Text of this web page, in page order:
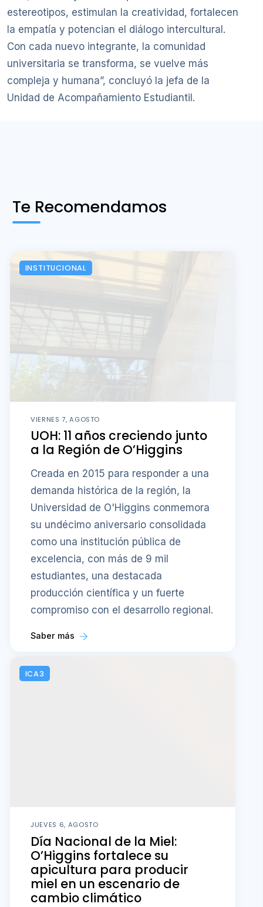
estereotipos, estimulan la creatividad, fortalecen
la empatía y potencian el diálogo intercultural.
Con cada nuevo integrante, la comunidad
universitaria se transforma, se vuelve más
compleja y humana”, concluyó la jefa de la
Unidad de Acompañamiento Estudiantil.
Te Recomendamos
INSTITUCIONAL
VIERNES 7, AGOSTO
UOH: 11 años creciendo junto
a la Región de O’Higgins
Creada en 2015 para responder a una
demanda histórica de la región, la
Universidad de O'Higgins conmemora
su undécimo aniversario consolidada
como una institución pública de
excelencia, con más de 9 mil
estudiantes, una destacada
producción científica y un fuerte
compromiso con el desarrollo regional.
Saber más
ICA3
JUEVES 6, AGOSTO
Día Nacional de la Miel:
O’Higgins fortalece su
apicultura para producir
miel en un escenario de
cambio climático